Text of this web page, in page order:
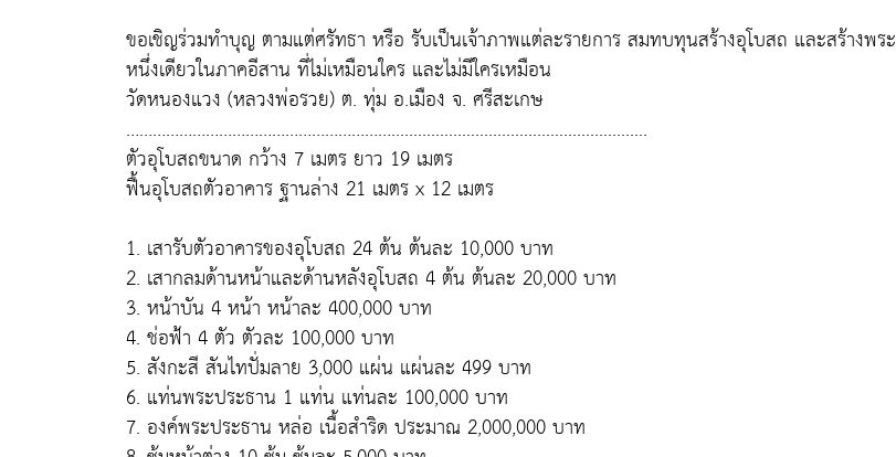
ขอเชิญร่วมทำบุญ ตามแต่ศรัทธา หรือ รับเป็นเจ้าภาพแต่ละรายการ สมทบทุนสร้างอุโบสถ และสร้างพระ
หนึ่งเดียวในภาคอีสาน ที่ไม่เหมือนใคร และไม่มีใครเหมือน
วัดหนองแวง (หลวงพ่อรวย) ต. ทุ่ม อ.เมือง จ. ศรีสะเกษ
……………………………………………………..........................................................
ตัวอุโบสถขนาด กว้าง 7 เมตร ยาว 19 เมตร
ฟื้นอุโบสถตัวอาคาร ฐานล่าง 21 เมตร x 12 เมตร
1. เสารับตัวอาคารของอุโบสถ 24 ต้น ต้นละ 10,000 บาท
2. เสากลมด้านหน้าและด้านหลังอุโบสถ 4 ต้น ต้นละ 20,000 บาท
3. หน้าบัน 4 หน้า หน้าละ 400,000 บาท
4. ช่อฟ้า 4 ตัว ตัวละ 100,000 บาท
5. สังกะสี สันไทปั่มลาย 3,000 แผ่น แผ่นละ 499 บาท
6. แท่นพระประธาน 1 แท่น แท่นละ 100,000 บาท
7. องค์พระประธาน หล่อ เนื้อสำริด ประมาณ 2,000,000 บาท